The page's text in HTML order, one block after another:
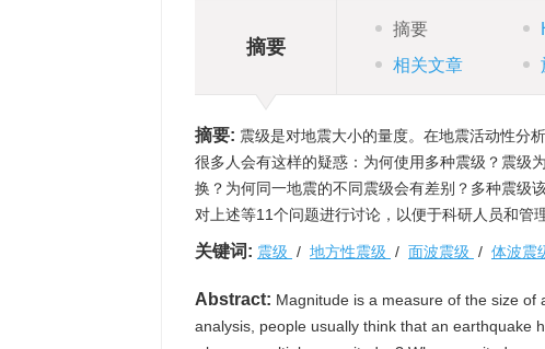
摘要
摘要
相关文章
摘要: 震级是对地震大小的量度。在地震活动性分
很多人会有这样的疑惑：为何使用多种震级？震级
换？为何同一地震的不同震级会有差别？多种震级
对上述等11个问题进行讨论，以便于科研人员和管
关键词: 震级 / 地方性震级 / 面波震级 / 体波震
Abstract: Magnitude is a measure of the size
analysis, people usually think that an earthquake